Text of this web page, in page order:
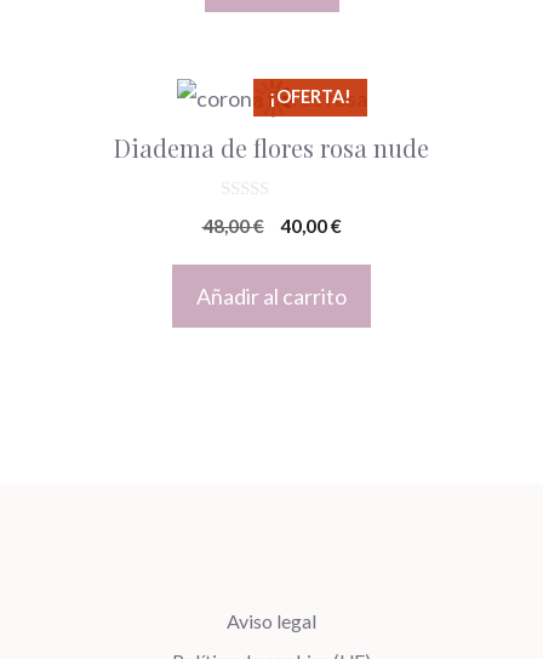
¡OFERTA!
Diadema de flores rosa nude
0
d
5
48,00€
El
original
era:
40,00€El
actual
es:
Añadir al carrito
Aviso legal